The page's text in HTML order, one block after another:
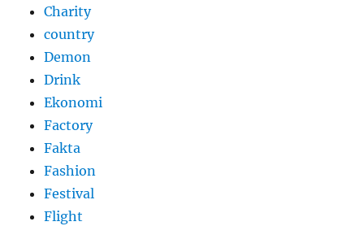
Charity
country
Demon
Drink
Ekonomi
Factory
Fakta
Fashion
Festival
Flight